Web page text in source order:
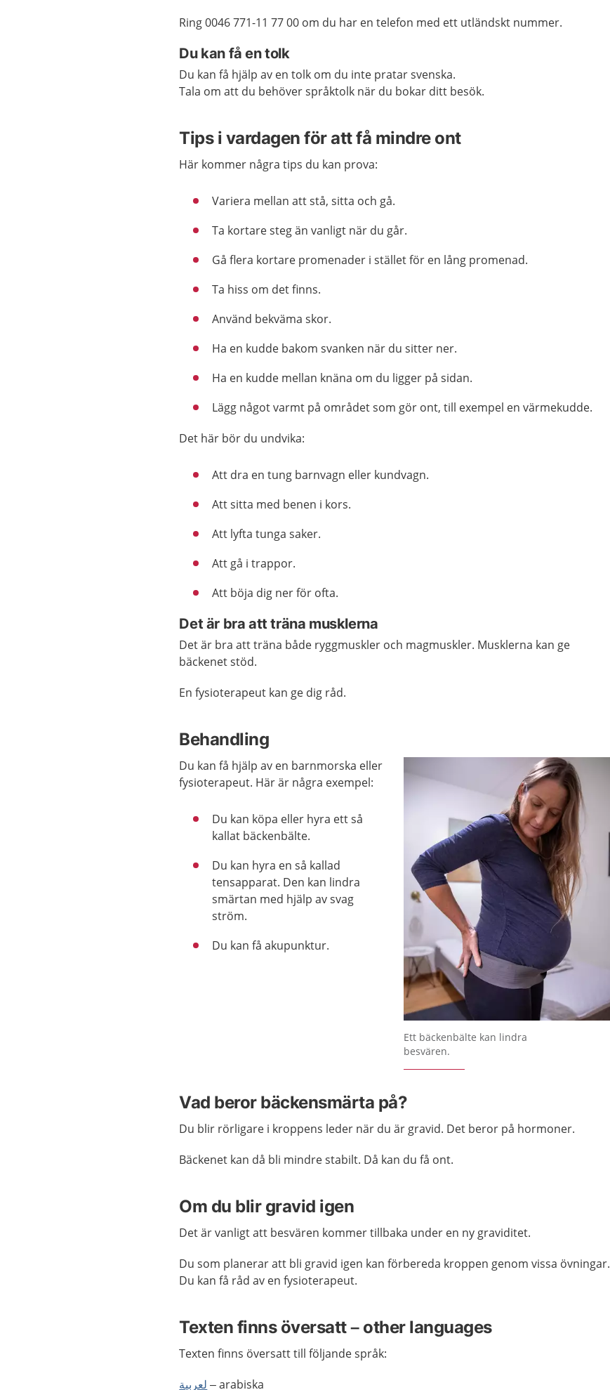
Ring 0046 771-11 77 00 om du har en telefon med ett utländskt nummer.
Du kan få en tolk
Du kan få hjälp av en tolk om du inte pratar svenska.
Tala om att du behöver språktolk när du bokar ditt besök.
Tips i vardagen för att få mindre ont
Här kommer några tips du kan prova:
Variera mellan att stå, sitta och gå.
Ta kortare steg än vanligt när du går.
Gå flera kortare promenader i stället för en lång promenad.
Ta hiss om det finns.
Använd bekväma skor.
Ha en kudde bakom svanken när du sitter ner.
Ha en kudde mellan knäna om du ligger på sidan.
Lägg något varmt på området som gör ont, till exempel en värmekudde.
Det här bör du undvika:
Att dra en tung barnvagn eller kundvagn.
Att sitta med benen i kors.
Att lyfta tunga saker.
Att gå i trappor.
Att böja dig ner för ofta.
Det är bra att träna musklerna
Det är bra att träna både ryggmuskler och magmuskler. Musklerna kan ge
bäckenet stöd.
En fysioterapeut kan ge dig råd.
Behandling
Ett bäckenbälte kan lindra
besvären.
Du kan få hjälp av en barnmorska eller
fysioterapeut. Här är några exempel:
Du kan köpa eller hyra ett så
kallat bäckenbälte.
Du kan hyra en så kallad
tensapparat. Den kan lindra
smärtan med hjälp av svag
ström.
Du kan få akupunktur.
Vad beror bäckensmärta på?
Du blir rörligare i kroppens leder när du är gravid. Det beror på hormoner.
Bäckenet kan då bli mindre stabilt. Då kan du få ont.
Om du blir gravid igen
Det är vanligt att besvären kommer tillbaka under en ny graviditet.
Du som planerar att bli gravid igen kan förbereda kroppen genom vissa övningar.
Du kan få råd av en fysioterapeut.
Texten finns översatt – other languages
Texten finns översatt till följande språk:
لعربية – arabiska